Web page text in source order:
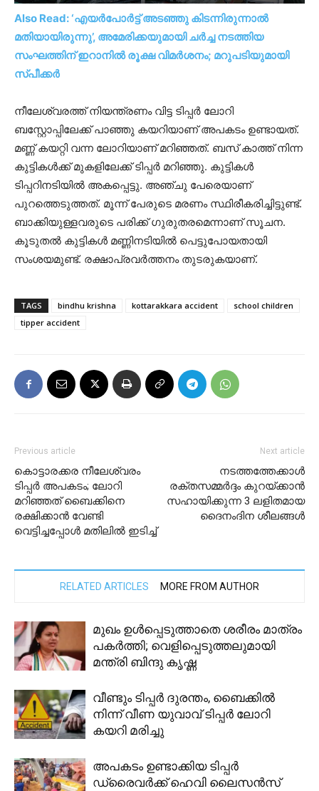
Also Read: ‘എയർപോർട്ട് അടഞ്ഞു കിടന്നിരുന്നാൽ
മതിയായിരുന്നു’, അമേരിക്കയുമായി ചർച്ച നടത്തിയ
സംഘത്തിന് ഇറാനിൽ രൂക്ഷ വിമർശനം; മറുപടിയുമായി
സ്പീക്കർ
നീലേശ്വരത്ത് നിയന്ത്രണം വിട്ട ടിപ്പർ ലോറി
ബസ്റ്റോപ്പിലേക്ക് പാഞ്ഞു കയറിയാണ് അപകടം ഉണ്ടായത്.
മണ്ണ് കയറ്റി വന്ന ലോറിയാണ് മറിഞ്ഞത്. ബസ് കാത്ത് നിന്ന
കുട്ടികൾക്ക് മുകളിലേക്ക് ടിപ്പര്‍ മറിഞ്ഞു. കുട്ടികൾ
ടിപ്പറിനടിയിൽ അകപ്പെട്ടു. അഞ്ചു പേരെയാണ്
പുറത്തെടുത്തത്. മൂന്ന് പേരുടെ മരണം സ്ഥിരീകരിച്ചിട്ടുണ്ട്.
ബാക്കിയുള്ളവരുടെ പരിക്ക് ഗുരുതരമെന്നാണ് സൂചന.
കൂടുതല്‍ കുട്ടികള്‍ മണ്ണിനടിയില്‍ പെട്ടുപോയതായി
സംശയമുണ്ട്. രക്ഷാപ്രവര്‍ത്തനം തുടരുകയാണ്.
TAGS bindhu krishna kottarakkara accident
school children
tipper accident
Previous article
കൊട്ടാരക്കര നീലേശ്വരം
ടിപ്പർ അപകടം; ലോറി
മറിഞ്ഞത് ബൈക്കിനെ
രക്ഷിക്കാൻ വേണ്ടി
വെട്ടിച്ചപ്പോൾ മതിലിൽ ഇടിച്ച്
Next article
നടത്തത്തേക്കാൾ
രക്തസമ്മർദ്ദം കുറയ്ക്കാൻ
സഹായിക്കുന്ന 3 ലളിതമായ
ദൈനംദിന ശീലങ്ങൾ
RELATED ARTICLES MORE FROM AUTHOR
മുഖം ഉള്‍പ്പെടുത്താതെ ശരീരം മാത്രം
പകർത്തി; വെളിപ്പെടുത്തലുമായി
മന്ത്രി ബിന്ദു കൃഷ്ണ
വീണ്ടും ടിപ്പർ ദുരന്തം, ബൈക്കിൽ
നിന്ന് വീണ യുവാവ് ടിപ്പർ ലോറി
കയറി മരിച്ചു
അപകടം ഉണ്ടാക്കിയ ടിപ്പർ
ഡ്രൈവർക്ക് ഹെവി ലൈസൻസ്